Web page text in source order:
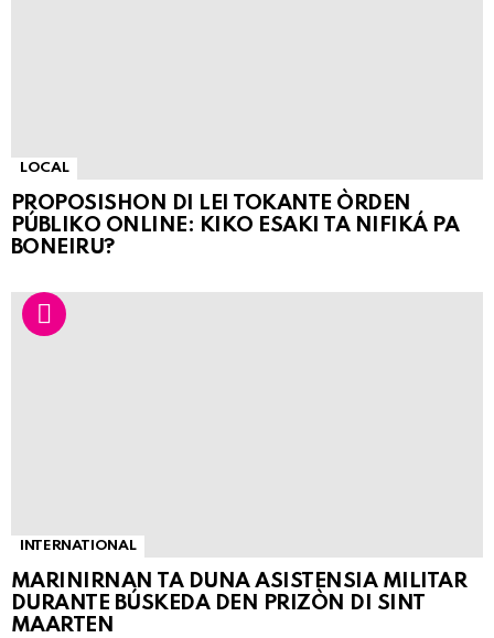
LOCAL
PROPOSISHON DI LEI TOKANTE ÒRDEN
PÚBLIKO ONLINE: KIKO ESAKI TA NIFIKÁ PA
BONEIRU?
INTERNATIONAL
MARINIRNAN TA DUNA ASISTENSIA MILITAR
DURANTE BÚSKEDA DEN PRIZÒN DI SINT
MAARTEN